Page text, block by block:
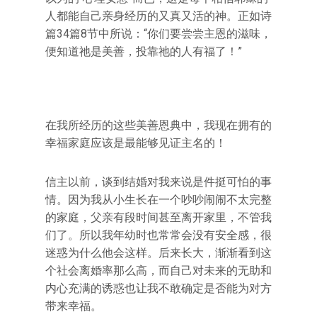
人都能自己亲身经历的又真又活的神。正如诗
篇34篇8节中所说：“你们要尝尝主恩的滋味，
便知道祂是美善，投靠祂的人有福了！”
在我所经历的这些美善恩典中，我现在拥有的
幸福家庭应该是最能够见证主名的！
信主以前，谈到结婚对我来说是件挺可怕的事
情。因为我从小生长在一个吵吵闹闹不太完整
的家庭，父亲有段时间甚至离开家里，不管我
们了。所以我年幼时也常常会没有安全感，很
迷惑为什么他会这样。后来长大，渐渐看到这
个社会离婚率那么高，而自己对未来的无助和
内心充满的诱惑也让我不敢确定是否能为对方
带来幸福。